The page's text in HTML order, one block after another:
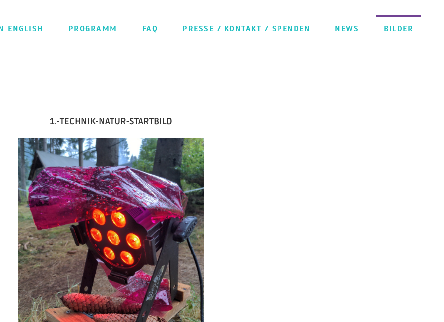
ENGLISH PROGRAMM FAQ PRESSE / KONTAKT / SPENDEN NEWS BILDER
1.-TECHNIK-NATUR-STARTBILD